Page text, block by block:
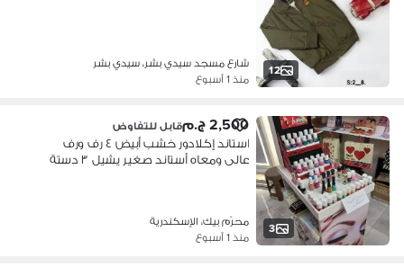
12
شارع مسجد سيدي بشر، سيدي بشر
منذ 1 أسبوع
3
2,500 ج.م قابل للتفاوض
استاند إكلادور خشب أبيض ٤ رف ورف
عالى ومعاه أستاند صغير يشيل ٣ دستة
محرّم بيك، الإسكندرية
منذ 1 أسبوع